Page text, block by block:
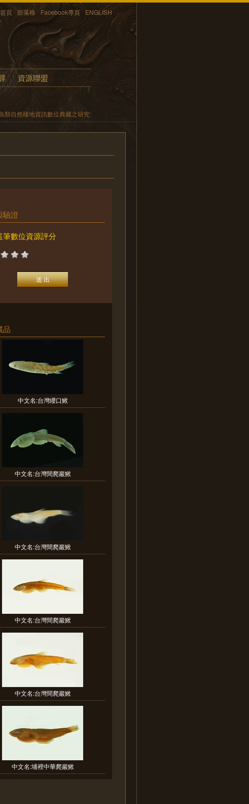
首頁 部落格 Facebook專頁 ENGLISH
資源聯盟
類自然棲地資訊數位典藏之研究
驗證
筆數位資源評分
品
中文名:台灣纓口鰍
中文名:台灣間爬巖鰍
中文名:台灣間爬巖鰍
中文名:台灣間爬巖鰍
中文名:台灣間爬巖鰍
中文名:埔裡中華爬巖鰍